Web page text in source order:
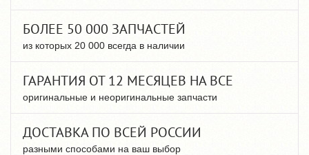
БОЛЕЕ 50 000 ЗАПЧАСТЕЙ
из которых 20 000 всегда в наличии
ГАРАНТИЯ ОТ 12 МЕСЯЦЕВ НА ВСЕ
оригинальные и неоригинальные запчасти
ДОСТАВКА ПО ВСЕЙ РОССИИ
разными способами на ваш выбор